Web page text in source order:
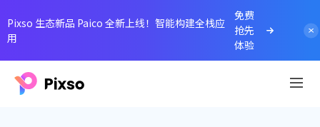
Pixso 生态新品 Paico 全新上线！智能构建全栈应
用
免费
抢先
体验